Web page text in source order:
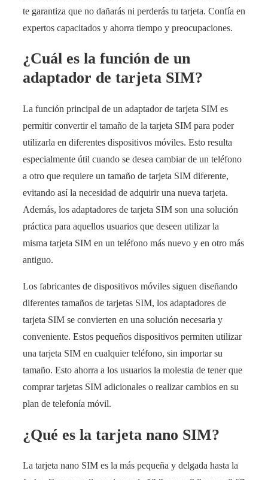
te garantiza que no dañarás ni perderás tu tarjeta. Confía en
expertos capacitados y ahorra tiempo y preocupaciones.
¿Cuál es la función de un
adaptador de tarjeta SIM?
La función principal de un adaptador de tarjeta SIM es
permitir convertir el tamaño de la tarjeta SIM para poder
utilizarla en diferentes dispositivos móviles. Esto resulta
especialmente útil cuando se desea cambiar de un teléfono
a otro que requiere un tamaño de tarjeta SIM diferente,
evitando así la necesidad de adquirir una nueva tarjeta.
Además, los adaptadores de tarjeta SIM son una solución
práctica para aquellos usuarios que deseen utilizar la
misma tarjeta SIM en un teléfono más nuevo y en otro más
antiguo.
Los fabricantes de dispositivos móviles siguen diseñando
diferentes tamaños de tarjetas SIM, los adaptadores de
tarjeta SIM se convierten en una solución necesaria y
conveniente. Estos pequeños dispositivos permiten utilizar
una tarjeta SIM en cualquier teléfono, sin importar su
tamaño. Esto ahorra a los usuarios la molestia de tener que
comprar tarjetas SIM adicionales o realizar cambios en su
plan de telefonía móvil.
¿Qué es la tarjeta nano SIM?
La tarjeta nano SIM es la más pequeña y delgada hasta la